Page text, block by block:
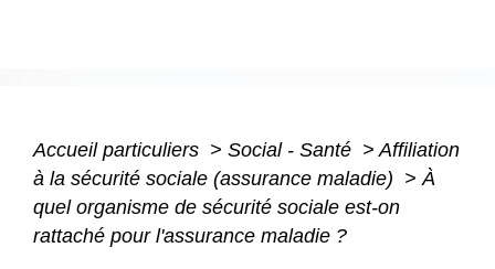
Accueil particuliers > Social - Santé > Affiliation
à la sécurité sociale (assurance maladie) > À
quel organisme de sécurité sociale est-on
rattaché pour l'assurance maladie ?